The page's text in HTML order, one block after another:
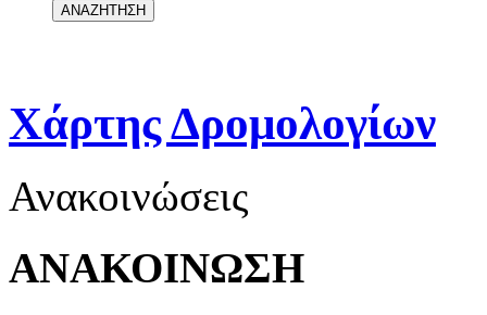
Χάρτης Δρομολογίων
Ανακοινώσεις
ΑΝΑΚΟΙΝΩΣΗ